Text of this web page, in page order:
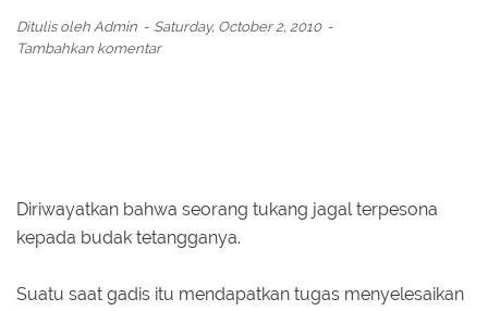
Ditulis oleh Admin
Saturday, October 2, 2010
Tambahkan komentar
Diriwayatkan bahwa seorang tukang jagal terpesona
kepada budak tetangganya.
Suatu saat gadis itu mendapatkan tugas menyelesaikan